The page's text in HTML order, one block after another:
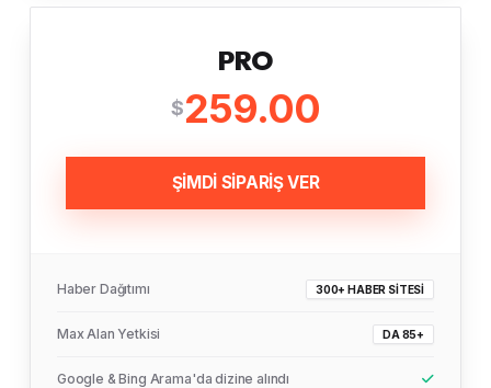
PRO
$259.00
ŞİMDİ SİPARİŞ VER
Haber Dağıtımı 300+ HABER SITESI
Max Alan Yetkisi DA 85+
Google & Bing Arama'da dizine alındı